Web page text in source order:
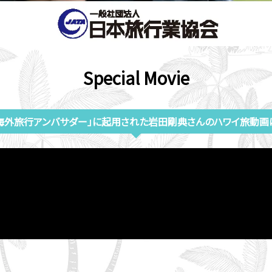
Special Movie
外旅行アンバサダー」に起用された岩田剛典さんのハワイ旅動画